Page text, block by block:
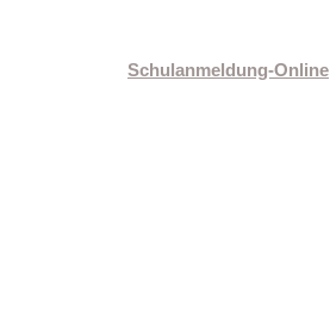
Schulanmeldung-Online